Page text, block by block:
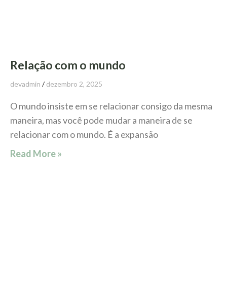
Relação com o mundo
devadmin dezembro 2, 2025
O mundo insiste em se relacionar consigo da mesma
maneira, mas você pode mudar a maneira de se
relacionar com o mundo. É a expansão
Read More »